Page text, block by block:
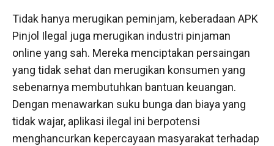
Tidak hanya merugikan peminjam, keberadaan APK
Pinjol Ilegal juga merugikan industri pinjaman
online yang sah. Mereka menciptakan persaingan
yang tidak sehat dan merugikan konsumen yang
sebenarnya membutuhkan bantuan keuangan.
Dengan menawarkan suku bunga dan biaya yang
tidak wajar, aplikasi ilegal ini berpotensi
menghancurkan kepercayaan masyarakat terhadap